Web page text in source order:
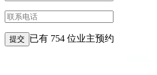
提交 已有 754 位业主预约